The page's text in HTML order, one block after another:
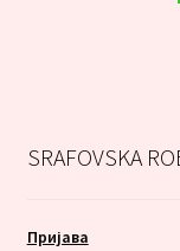
SRAFOVSKA
Пријава